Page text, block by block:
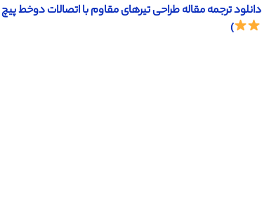
دانلود ترجمه مقاله طراحی تیرهای مقاوم با اتصالات دوخط پیچ دوگانه (ساینس
)